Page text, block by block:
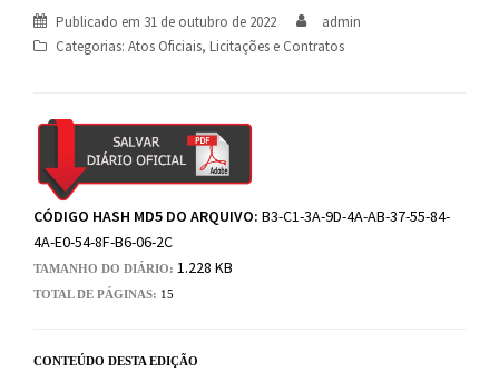
Publicado em 31 de outubro de 2022
admin
Categorias: Atos Oficiais, Licitações e Contratos
CÓDIGO HASH MD5 DO ARQUIVO: B3-C1-3A-9D-4A-AB-37-55-84-
4A-E0-54-8F-B6-06-2C
TAMANHO DO DIÁRIO: 1.228 KB
TOTAL DE PÁGINAS: 15
CONTEÚDO DESTA EDIÇÃO